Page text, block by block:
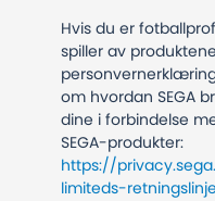
Hvis du er
spiller av
om hvordan SEGA
dine i forbindelse
SEGA-produkter:
https://
limiteds-